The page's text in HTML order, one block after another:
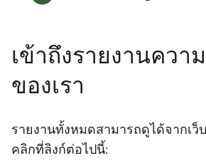
เข้าถึงรายงานควา
ของเรา
รายงานทั้งหมดสามารถดูได้จากเว็
คลิกที่ลิงก์ต่อไปนี้: